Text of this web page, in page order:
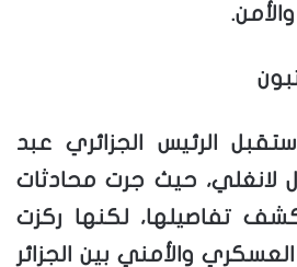
الرئيس الجزائري عبد
لانغلي، حيث جرت محادثات
تفاصيلها، لكنها ركزت
والأمني بين الجزائر